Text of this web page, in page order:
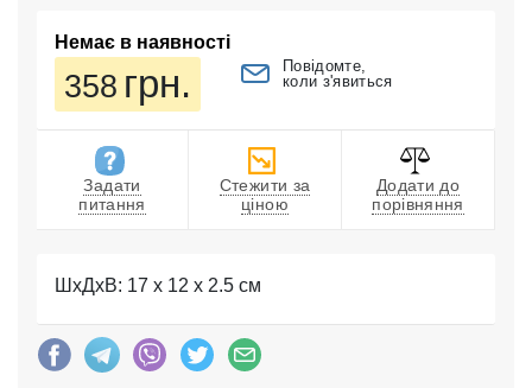
Немає в наявності
358 грн.
Повідомте,
коли з'явиться
Задати
питання
Стежити за
ціною
Додати до
порівняння
ШхДхВ: 17 x 12 x 2.5 см